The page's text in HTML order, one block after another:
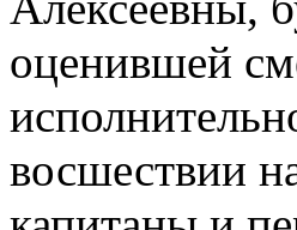
оценившей
восшествии